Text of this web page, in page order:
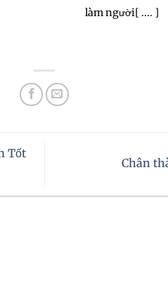
làm người[ .... ]
Tốt
Chân